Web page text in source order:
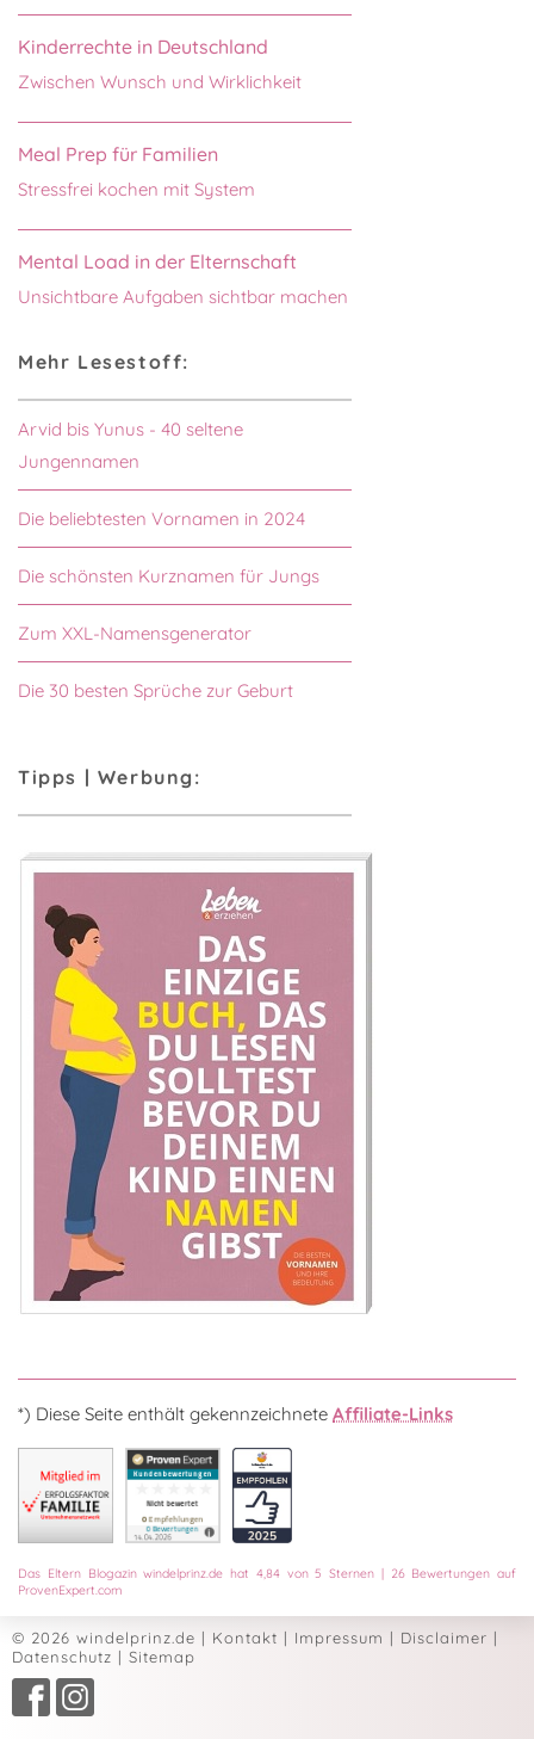
Kinderrechte in Deutschland
Zwischen Wunsch und Wirklichkeit
Meal Prep für Familien
Stressfrei kochen mit System
Mental Load in der Elternschaft
Unsichtbare Aufgaben sichtbar machen
Mehr Lesestoff:
Arvid bis Yunus - 40 seltene
Jungennamen
Die beliebtesten Vornamen in 2024
Die schönsten Kurznamen für Jungs
Zum XXL-Namensgenerator
Die 30 besten Sprüche zur Geburt
Tipps | Werbung:
*) Diese Seite enthält gekennzeichnete Affiliate-Links
Das Eltern Blogazin windelprinz.de hat 4,84von5 Sternen | 26Bewertungen auf
ProvenExpert.com
© 2026 windelprinz.de | Kontakt | Impressum | Disclaimer |
Datenschutz | Sitemap